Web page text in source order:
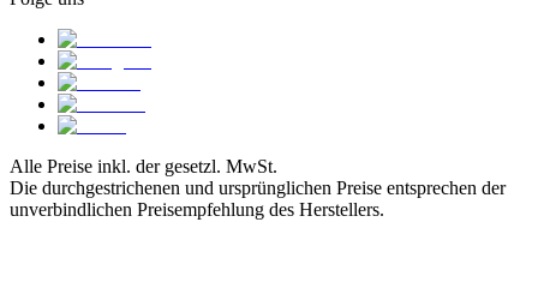
Alle Preise inkl. der gesetzl. MwSt.
Die durchgestrichenen und ursprünglichen Preise entsprechen der
unverbindlichen Preisempfehlung des Herstellers.